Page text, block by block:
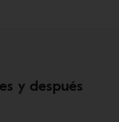
y después